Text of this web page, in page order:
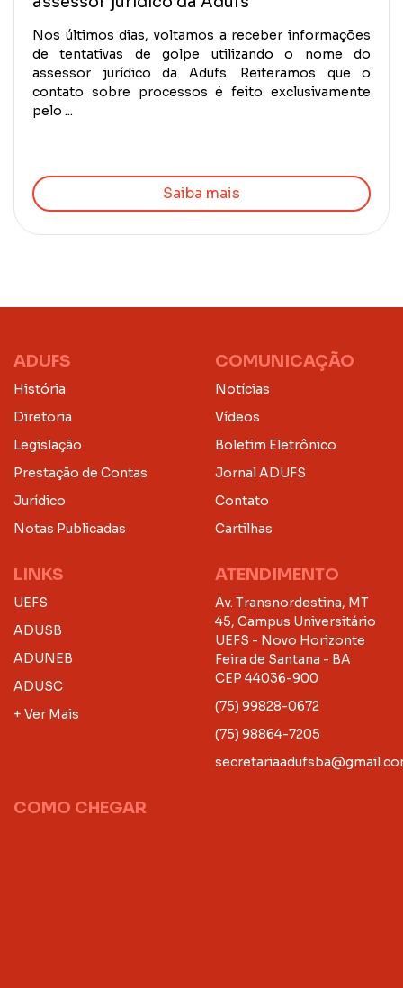
Nos últimos dias, voltamos a receber informações
de tentativas de golpe utilizando o nome do
assessor jurídico da Adufs. Reiteramos que o
contato sobre processos é feito exclusivamente
pelo ...
Saiba mais
ADUFS
História
Diretoria
Legislação
Prestação de Contas
Jurídico
Notas Publicadas
COMUNICAÇÃO
Notícias
Vídeos
Boletim Eletrônico
Jornal ADUFS
Contato
Cartilhas
LINKS
UEFS
ADUSB
ADUNEB
ADUSC
+ Ver Mais
COMO CHEGAR
ATENDIMENTO
Av. Transnordestina, MT
45, Campus Universitário
UEFS - Novo Horizonte
Feira de Santana - BA
CEP 44036-900
(75) 99828-0672
(75) 98864-7205